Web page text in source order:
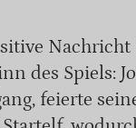
des Spiels:
feierte